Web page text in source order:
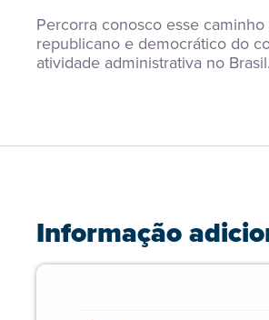
Percorra conosco esse
republicano e democrático do
atividade administrativa no Brasil.
Informação